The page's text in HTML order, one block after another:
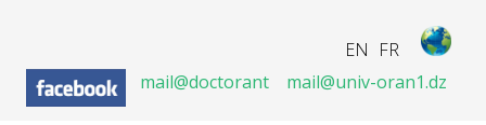
FR
EN
mail@doctorant
mail@univ-oran1.dz